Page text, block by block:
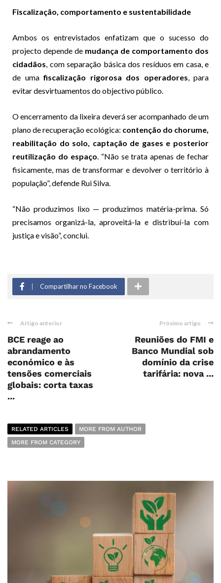
Fiscalização, comportamento e sustentabilidade
Ambos os entrevistados enfatizam que o sucesso do
projecto depende de mudança de comportamento dos
cidadãos, com separação básica dos resíduos em casa, e
de umafiscalização rigorosa dos operadores, para
evitar desvirtuamentos do objectivo público.
O encerramento da lixeira deverá ser acompanhado de um
plano de recuperação ecológica: contenção do chorume,
reabilitação do solo, captação de gases e posterior
reutilização do espaço. “Não se trata apenas de fechar
fisicamente, mas de transformar e devolver o território à
população”, defende Rui Silva.
“Não produzimos lixo — produzimos matéria-prima. Só
precisamos organizá-la, aproveitá-la e distribuí-la com
justiça e visão”, conclui.
Compartilhar no Facebook
Artigo anterior
BCE reage ao
abrandamento
económico e às
tensões comerciais
globais: corta taxas
...
Próximo artigo
Reuniões do FMI e
Banco Mundial sob
domínio da crise
tarifária: nova ...
RELATED ARTICLES
MORE FROM AUTHOR
MORE FROM CATEGORY